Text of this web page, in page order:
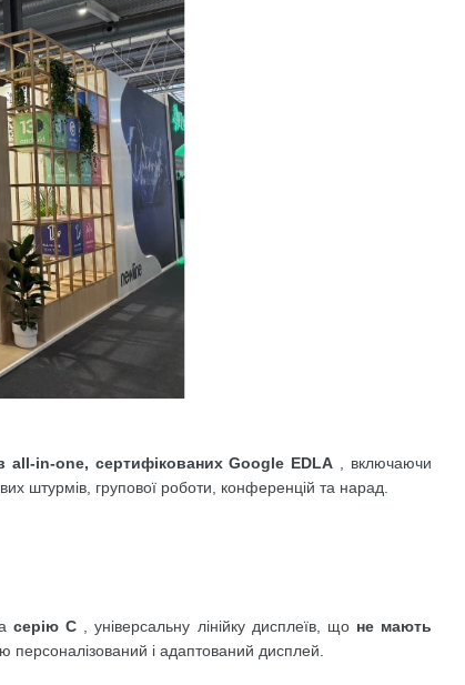
all-in-one, сертифікованих Google EDLA , включаючи
штурмів, групової роботи, конференцій та нарад.
серію C , універсальну лінійку дисплеїв, що не мають
персоналізований і адаптований дисплей.